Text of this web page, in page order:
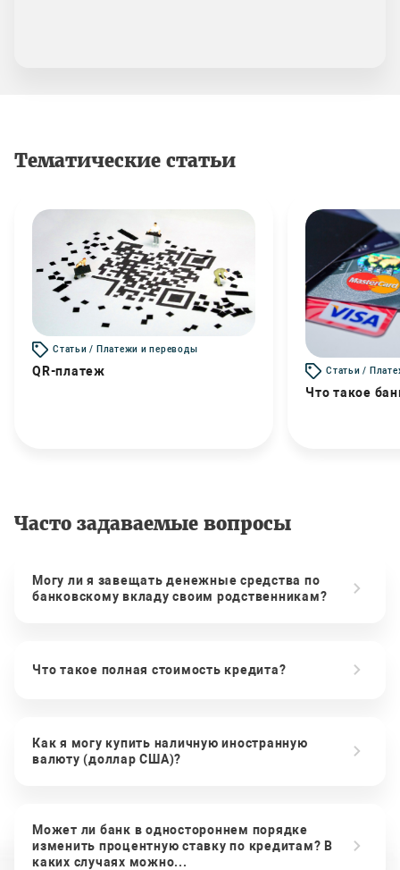
Тематические статьи
Статьи / Платежи и переводы
QR-платеж Статьи /
Что такое
Часто задаваемые вопросы
Могу ли я завещать денежные средства по
банковскому вкладу своим родственникам?
Что такое полная стоимость кредита?
Как я могу купить наличную иностранную
валюту (доллар США)?
Может ли банк в одностороннем порядке
изменить процентную ставку по кредитам? В
каких случаях можно...